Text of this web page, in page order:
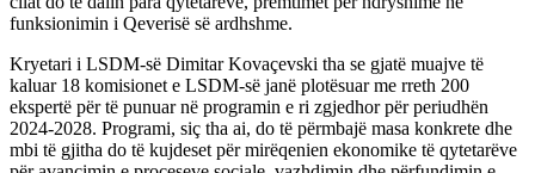
funksionimin i Qeverisë së ardhshme.
Kryetari i LSDM-së Dimitar Kovaçevski tha se gjatë muajve të
kaluar 18 komisionet e LSDM-së janë plotësuar me rreth 200
ekspertë për të punuar në programin e ri zgjedhor për periudhën
2024-2028. Programi, siç tha ai, do të përmbajë masa konkrete dhe
mbi të gjitha do të kujdeset për mirëqenien ekonomike të qytetarëve